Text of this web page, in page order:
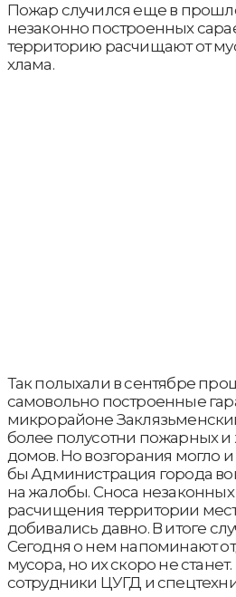
Пожар случился еще в
незаконно построенных
территорию расчищают от
хлама.
Так полыхали в сентябре
самовольно построенные
микрорайоне
более полусотни пожарных
домов. Но возгорания могло и
бы Администрация города
на жалобы. Сноса незаконных
расчищения территории
добивались давно. В итоге
Сегодня о нем напоминают
мусора, но их скоро не
сотрудники ЦУГД и